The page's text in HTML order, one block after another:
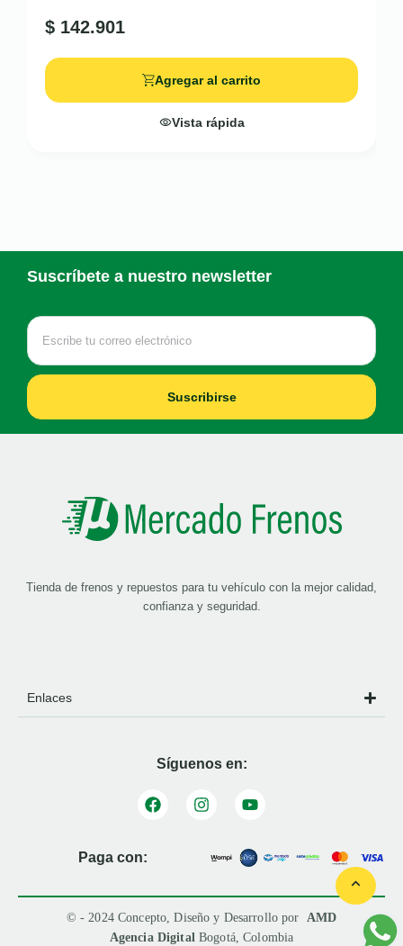
$ 142.901
Agregar al carrito
Vista rápida
Suscríbete a nuestro newsletter
Suscribirse
Tienda de frenos y repuestos para tu vehículo con la mejor calidad,
confianza y seguridad.
Enlaces
Síguenos en:
Paga con:
© - 2024 Concepto, Diseño y Desarrollo por AMD
Agencia Digital Bogotá, Colombia